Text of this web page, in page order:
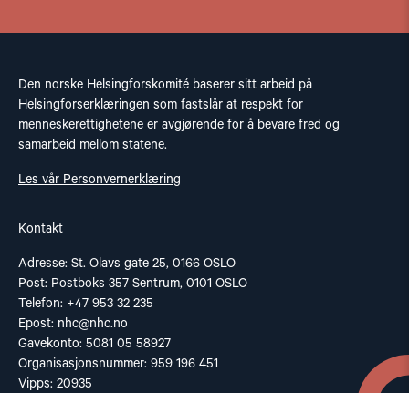
Den norske Helsingforskomité baserer sitt arbeid på
Helsingforserklæringen som fastslår at respekt for
menneskerettighetene er avgjørende for å bevare fred og
samarbeid mellom statene.
Les vår Personvernerklæring
Kontakt
Adresse: St. Olavs gate 25, 0166 OSLO
Post: Postboks 357 Sentrum, 0101 OSLO
Telefon: +47 953 32 235
Epost: nhc@nhc.no
Gavekonto: 5081 05 58927
Organisasjonsnummer: 959 196 451
Vipps: 20935